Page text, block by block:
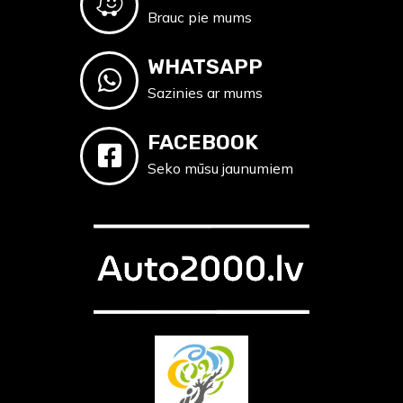
Brauc pie mums
WHATSAPP
Sazinies ar mums
FACEBOOK
Seko mūsu jaunumiem